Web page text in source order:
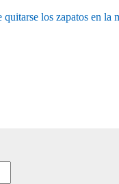
los zapatos en la